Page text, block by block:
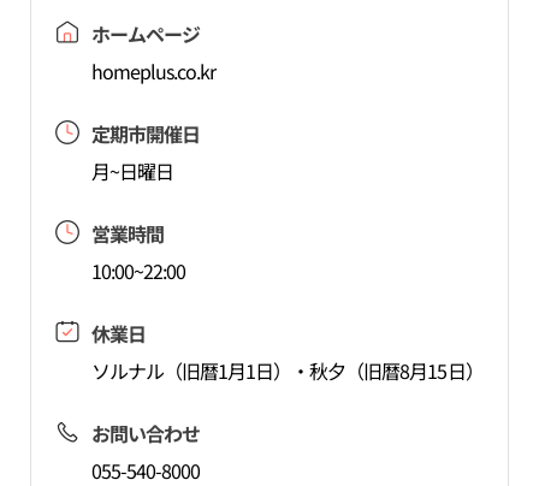
ホームページ
homeplus.co.kr
定期市開催日
月~日曜日
営業時間
10:00~22:00
休業日
ソルナル（旧暦1月1日）・秋夕（旧暦8月15日）
お問い合わせ
055-540-8000